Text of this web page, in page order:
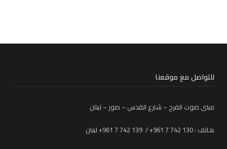
للتواصل مع موقعنا
مبنى صوت الفرح – شارع القدس – صور – لبنان
هاتف : 130 742 7 961+ / 139 742 7 961+ لبنان